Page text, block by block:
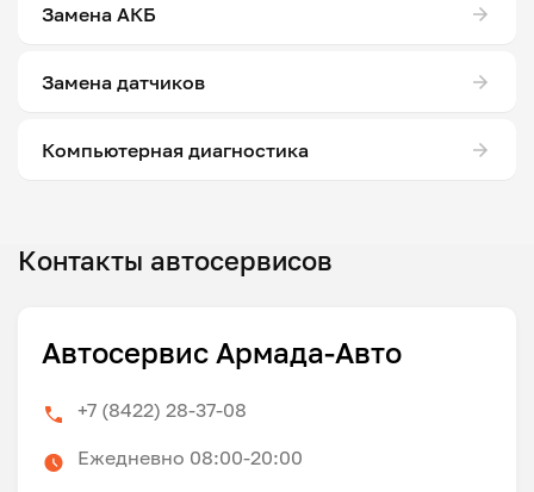
Замена АКБ
Замена датчиков
Компьютерная диагностика
Контакты автосервисов
Автосервис Армада-Авто
+7 (8422) 28-37-08
Ежедневно 08:00-20:00